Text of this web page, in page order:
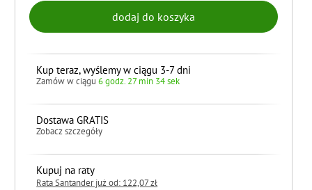
Kup teraz, wyślemy w ciągu 3-7 dni
Zamów w ciągu6 godz. 27 min 33 sek
Dostawa GRATIS
Zobacz szczegóły
Kupuj na raty
Rata Santander już od: 122,07 zł